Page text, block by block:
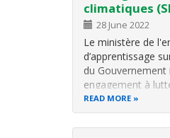
climatiques
28 June 2022
Le ministère de
d’apprentissage
du Gouvernement
engagement à
READ MORE